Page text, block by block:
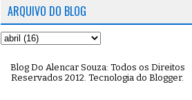
ARQUIVO DO BLOG
Blog Do Alencar Souza: Todos os Direitos
Reservados 2012. Tecnologia do Blogger.